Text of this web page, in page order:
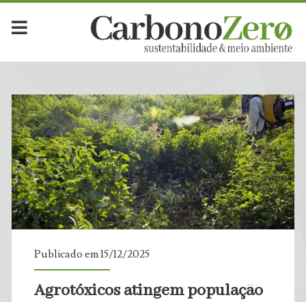
Publicado em 15/12/2025
Agrotóxicos atingem população